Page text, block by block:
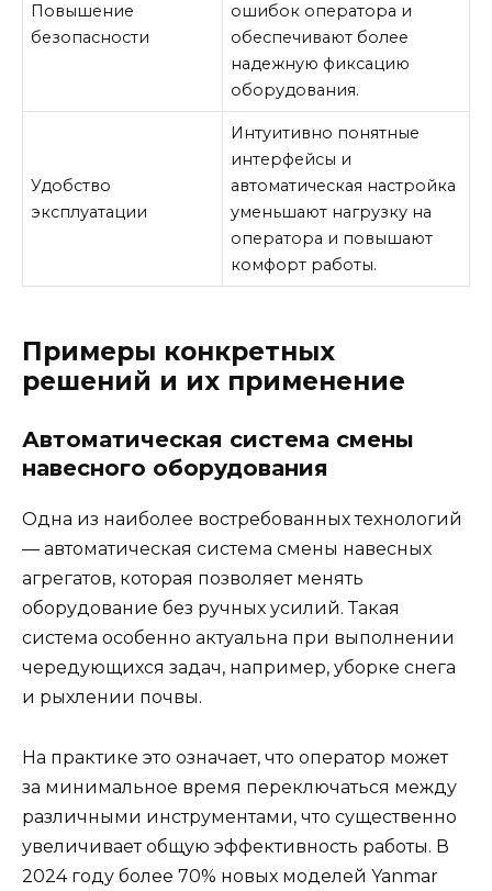
Повышение
безопасности
ошибок оператора и
обеспечивают более
надежную фиксацию
оборудования.
Удобство
эксплуатации
Интуитивно понятные
интерфейсы и
автоматическая настройка
уменьшают нагрузку на
оператора и повышают
комфорт работы.
Примеры конкретных
решений и их применение
Автоматическая система смены
навесного оборудования
Одна из наиболее востребованных технологий
— автоматическая система смены навесных
агрегатов, которая позволяет менять
оборудование без ручных усилий. Такая
система особенно актуальна при выполнении
чередующихся задач, например, уборке снега
и рыхлении почвы.
На практике это означает, что оператор может
за минимальное время переключаться между
различными инструментами, что существенно
увеличивает общую эффективность работы. В
2024 году более 70% новых моделей Yanmar